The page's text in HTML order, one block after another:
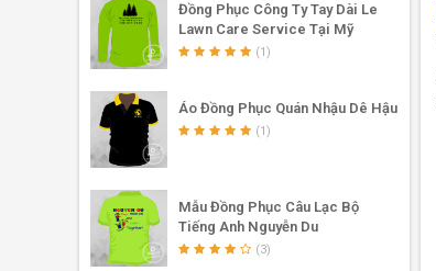
Đồng Phục Công Ty Tay Dài Le
Lawn Care Service Tại Mỹ
(1)
Áo Đồng Phục Quán Nhậu Dê Hậu
(1)
Mẫu Đồng Phục Câu Lạc Bộ
Tiếng Anh Nguyễn Du
(3)